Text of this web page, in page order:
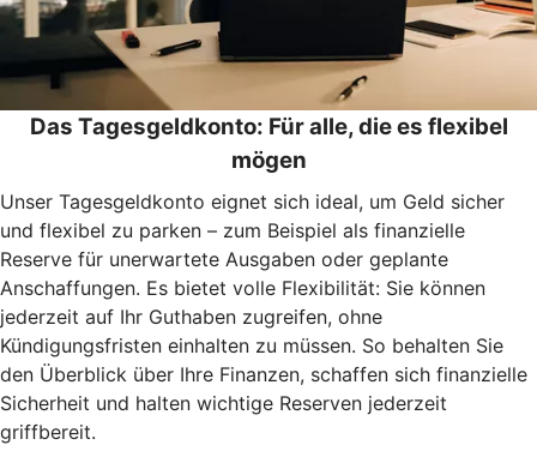
Das Tagesgeldkonto: Für alle, die es flexibel
mögen
Unser Tagesgeldkonto eignet sich ideal, um Geld sicher
und flexibel zu parken – zum Beispiel als finanzielle
Reserve für unerwartete Ausgaben oder geplante
Anschaffungen. Es bietet volle Flexibilität: Sie können
jederzeit auf Ihr Guthaben zugreifen, ohne
Kündigungsfristen einhalten zu müssen. So behalten Sie
den Überblick über Ihre Finanzen, schaffen sich finanzielle
Sicherheit und halten wichtige Reserven jederzeit
griffbereit.